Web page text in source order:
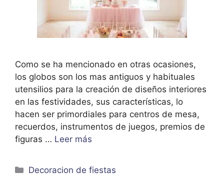
Como se ha mencionado en otras ocasiones,
los globos son los mas antiguos y habituales
utensilios para la creación de diseños interiores
en las festividades, sus características, lo
hacen ser primordiales para centros de mesa,
recuerdos, instrumentos de juegos, premios de
figuras … Leer más
Categorías
Decoracion de fiestas